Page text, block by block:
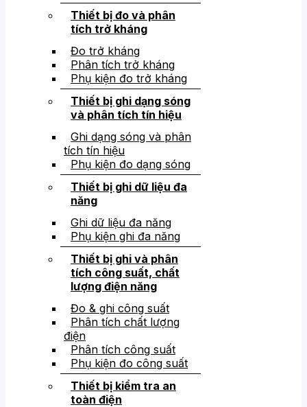
Thiết bị đo và phân
tích trở kháng
Đo trở kháng
Phân tích trở kháng
Phụ kiện đo trở kháng
Thiết bị ghi dạng sóng
và phân tích tín hiệu
Ghi dạng sóng và phân
tích tín hiệu
Phụ kiện đo dạng sóng
Thiết bị ghi dữ liệu đa
năng
Ghi dữ liệu đa năng
Phụ kiện ghi đa năng
Thiết bị ghi và phân
tích công suất, chất
lượng điện năng
Đo & ghi công suất
Phân tích chất lượng
điện
Phân tích công suất
Phụ kiện đo công suất
Thiết bị kiểm tra an
toàn điện